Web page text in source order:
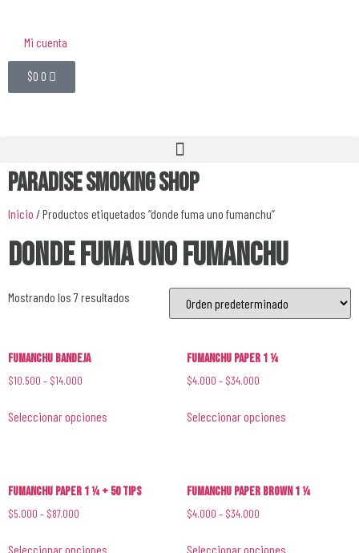
Mi cuenta
$0 0
Paradise Smoking Shop
Inicio / Productos etiquetados “donde fuma uno fumanchu”
donde fuma uno fumanchu
Mostrando los 7 resultados
Fumanchu Bandeja
$10.500 – $14.000
Seleccionar opciones
Fumanchu Paper 1 1⁄4
$4.000 – $34.000
Seleccionar opciones
Fumanchu Paper 1 1⁄4 + 50 Tips
$5.000 – $87.000
Seleccionar opciones
Fumanchu Paper Brown 1 1⁄4
$4.000 – $34.000
Seleccionar opciones